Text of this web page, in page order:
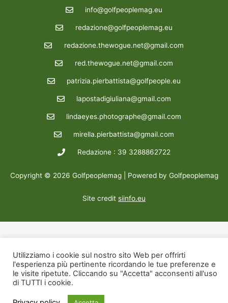
info@golfpeoplemag.eu
redazione@golfpeoplemag.eu
redazione.thewogue.net@gmail.com
red.thewogue.net@gmail.com
patrizia.pierbattista@golfpeople.eu
lapostadigiuliana@gmail.com
lindaeyes.photographe@gmail.com
mirella.pierbattista@gmail.com
Redazione : 39 3288862722
Copyright © 2026 Golfpeoplemag | Powered by Golfpeoplemag
Site credit siinfo.eu
Utilizziamo i cookie sul nostro sito Web per offrirti
l'esperienza più pertinente ricordando le tue preferenze e
le visite ripetute. Cliccando su "Accetta" acconsenti all'uso
di TUTTI i cookie.